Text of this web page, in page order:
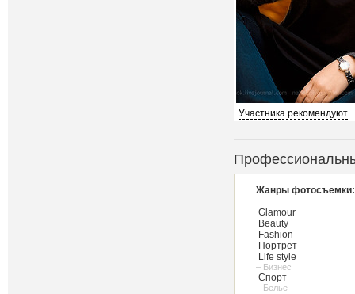
Участника рекомендуют
Жанры фотосъемки:
Glamour
Beauty
Fashion
Портрет
Life style
– Бизнес
Спорт
– Белье